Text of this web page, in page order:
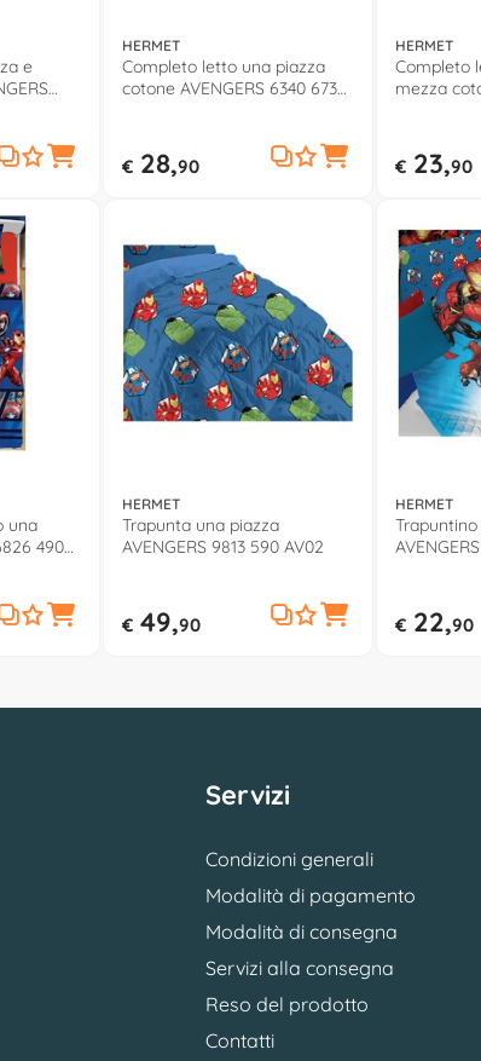
e
HERMET
Completo letto una piazza
cotone AVENGERS 6340 673
€28,90
HERMET
Completo
mezza
€23,90
una
490
HERMET
Trapunta una piazza
AVENGERS 9813 590 AV02
€49,90
HERMET
€22,90
Servizi
Condizioni generali
Modalità di pagamento
Modalità di consegna
Servizi alla consegna
Reso del prodotto
Contatti